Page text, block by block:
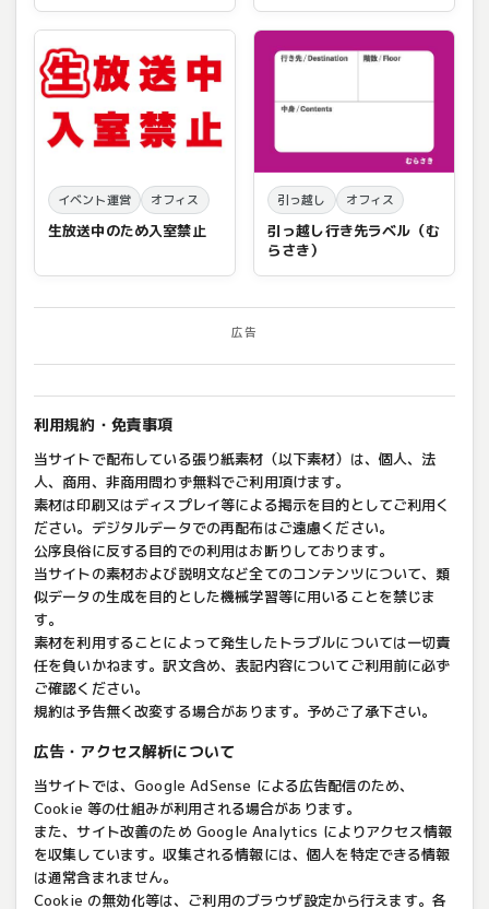
イベント運営 オフィス
生放送中のため入室禁止
引っ越し オフィス
引っ越し行き先ラベル（む
らさき）
広告
利用規約・免責事項
当サイトで配布している張り紙素材（以下素材）は、個人、法
人、商用、非商用問わず無料でご利用頂けます。
素材は印刷又はディスプレイ等による掲示を目的としてご利用く
ださい。デジタルデータでの再配布はご遠慮ください。
公序良俗に反する目的での利用はお断りしております。
当サイトの素材および説明文など全てのコンテンツについて、類
似データの生成を目的とした機械学習等に用いることを禁じま
す。
素材を利用することによって発生したトラブルについては一切責
任を負いかねます。訳文含め、表記内容についてご利用前に必ず
ご確認ください。
規約は予告無く改変する場合があります。予めご了承下さい。
広告・アクセス解析について
当サイトでは、Google AdSense による広告配信のため、
Cookie 等の仕組みが利用される場合があります。
また、サイト改善のため Google Analytics によりアクセス情報
を収集しています。収集される情報には、個人を特定できる情報
は通常含まれません。
Cookie の無効化等は、ご利用のブラウザ設定から行えます。各